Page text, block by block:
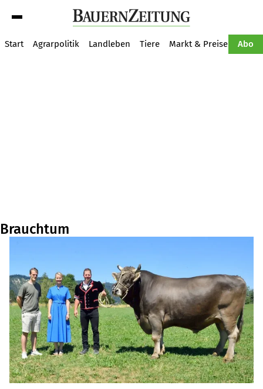
Start Agrarpolitik Landleben Tiere Markt & Preise Abo
Brauchtum